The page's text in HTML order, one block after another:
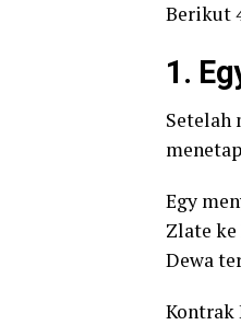
Berikut
1.
Setelah
Egy
Zlate
Dewa
Kontrak